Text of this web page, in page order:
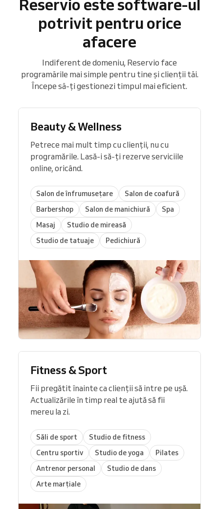
Reservio este software-ul
potrivit pentru orice
afacere
Indiferent de domeniu, Reservio face
programările mai simple pentru tine și clienții tăi.
Începe să-ți gestionezi timpul mai eficient.
Beauty & Wellness
Petrece mai mult timp cu clienții, nu cu
programările. Lasă-i să-ți rezerve serviciile
online, oricând.
Salon de înfrumusețare
Salon de coafură
Barbershop
Salon de manichiură
Spa
Masaj
Studio de mireasă
Studio de tatuaje
Pedichiură
Fitness & Sport
Fii pregătit înainte ca clienții să intre pe ușă.
Actualizările în timp real te ajută să fii
mereu la zi.
Săli de sport
Studio de fitness
Centru sportiv
Studio de yoga
Pilates
Antrenor personal
Studio de dans
Arte marțiale